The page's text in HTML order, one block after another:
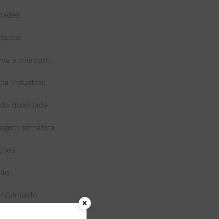
e mercado
industrial
qualidade
temática